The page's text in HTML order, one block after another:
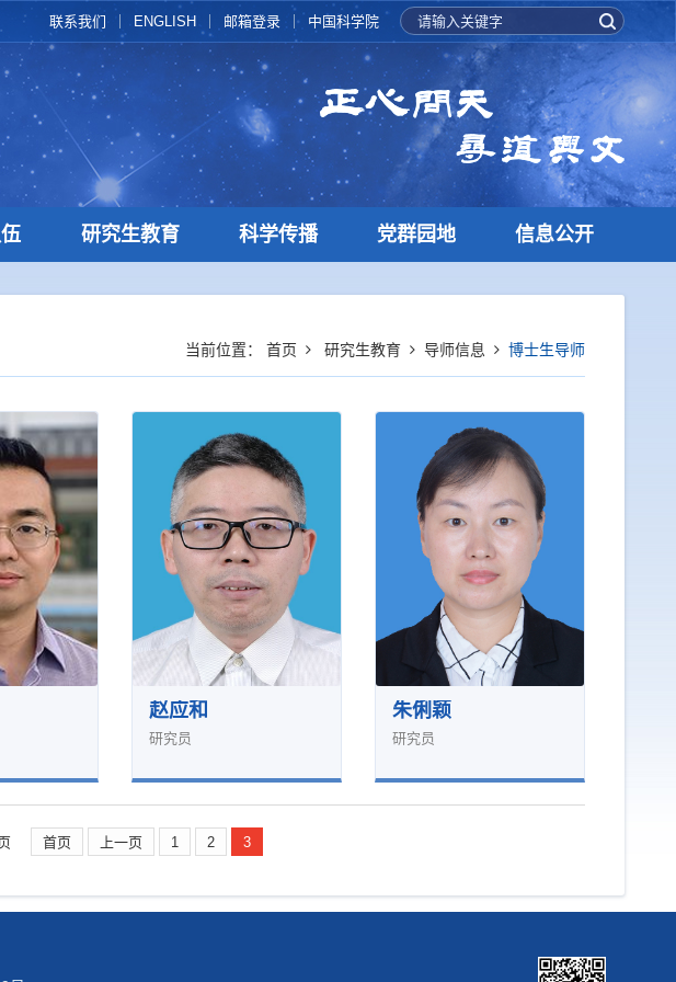
联系我们 ENGLISH 邮箱登录 中国科学院
研究生教育 科学传播 党群园地 信息公开
当前位置： 首页 研究生教育 导师信息 博士生导师
赵应和
研究员
朱俐颖
研究员
首页 上一页 1 2 3